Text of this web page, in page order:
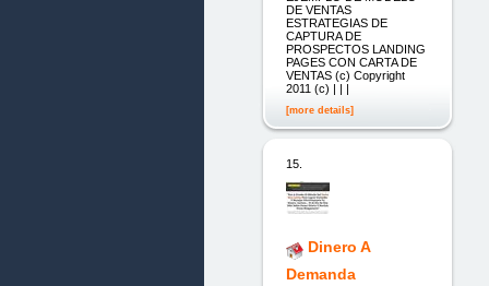
DE VENTAS
ESTRATEGIAS DE
CAPTURA DE
PROSPECTOS LANDING
PAGES CON CARTA DE
VENTAS (c) Copyright
2011 (c) | | |
[more details]
15.
Dinero A
Demanda